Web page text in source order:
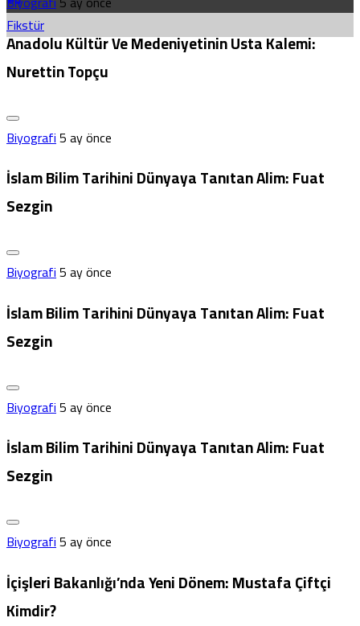
Fikstür
Anadolu Kültür Ve Medeniyetinin Usta Kalemi:
Nurettin Topçu
Biyografi5 ay önce
İslam Bilim Tarihini Dünyaya Tanıtan Alim: Fuat
Sezgin
Biyografi5 ay önce
İslam Bilim Tarihini Dünyaya Tanıtan Alim: Fuat
Sezgin
Biyografi5 ay önce
İslam Bilim Tarihini Dünyaya Tanıtan Alim: Fuat
Sezgin
Biyografi5 ay önce
İçişleri Bakanlığı’nda Yeni Dönem: Mustafa Çiftçi
Kimdir?